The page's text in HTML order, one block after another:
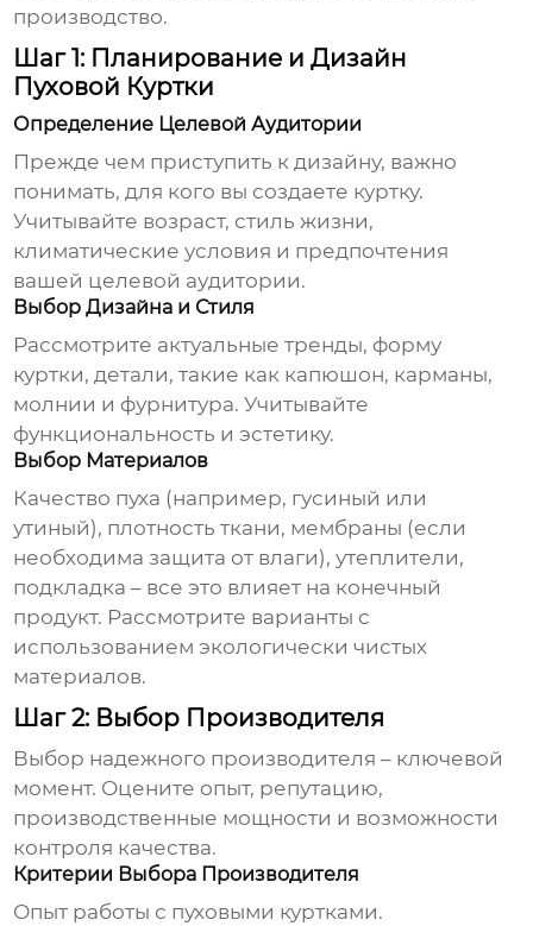
производство.
Шаг 1: Планирование и Дизайн
Пуховой Куртки
Определение Целевой Аудитории
Прежде чем приступить к дизайну, важно
понимать, для кого вы создаете куртку.
Учитывайте возраст, стиль жизни,
климатические условия и предпочтения
вашей целевой аудитории.
Выбор Дизайна и Стиля
Рассмотрите актуальные тренды, форму
куртки, детали, такие как капюшон, карманы,
молнии и фурнитура. Учитывайте
функциональность и эстетику.
Выбор Материалов
Качество пуха (например, гусиный или
утиный), плотность ткани, мембраны (если
необходима защита от влаги), утеплители,
подкладка – все это влияет на конечный
продукт. Рассмотрите варианты с
использованием экологически чистых
материалов.
Шаг 2: Выбор Производителя
Выбор надежного производителя – ключевой
момент. Оцените опыт, репутацию,
производственные мощности и возможности
контроля качества.
Критерии Выбора Производителя
Опыт работы с пуховыми куртками.